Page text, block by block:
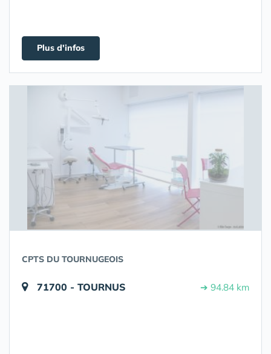
Plus d'infos
CPTS DU TOURNUGEOIS
71700 - TOURNUS ➔ 94.84 km